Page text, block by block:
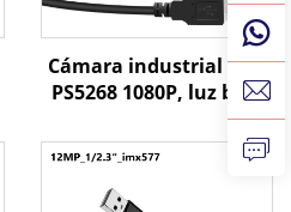
Cámara industrial USB
PS5268 1080P, luz baja
0,003 Lux, WDR, sensor
CMOS 2 MP, visión
nocturna Starlight,
cámara mini